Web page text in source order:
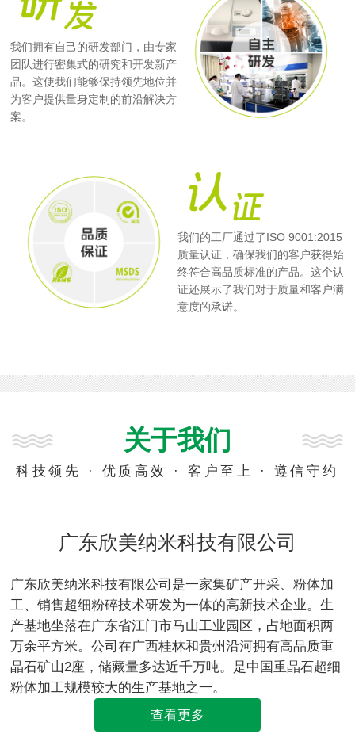
我们拥有自己的研发部门，由专家
团队进行密集式的研究和开发新产
品。这使我们能够保持领先地位并
为客户提供量身定制的前沿解决方
案。
我们的工厂通过了ISO 9001:2015
质量认证，确保我们的客户获得始
终符合高品质标准的产品。这个认
证还展示了我们对于质量和客户满
意度的承诺。
关于我们
科技领先 · 优质高效 · 客户至上 · 遵信守约
广东欣美纳米科技有限公司
广东欣美纳米科技有限公司是一家集矿产开采、粉体加
工、销售超细粉碎技术研发为一体的高新技术企业。生
产基地坐落在广东省江门市马山工业园区，占地面积两
万余平方米。公司在广西桂林和贵州沿河拥有高品质重
晶石矿山2座，储藏量多达近千万吨。是中国重晶石超细
粉体加工规模较大的生产基地之一。
查看更多